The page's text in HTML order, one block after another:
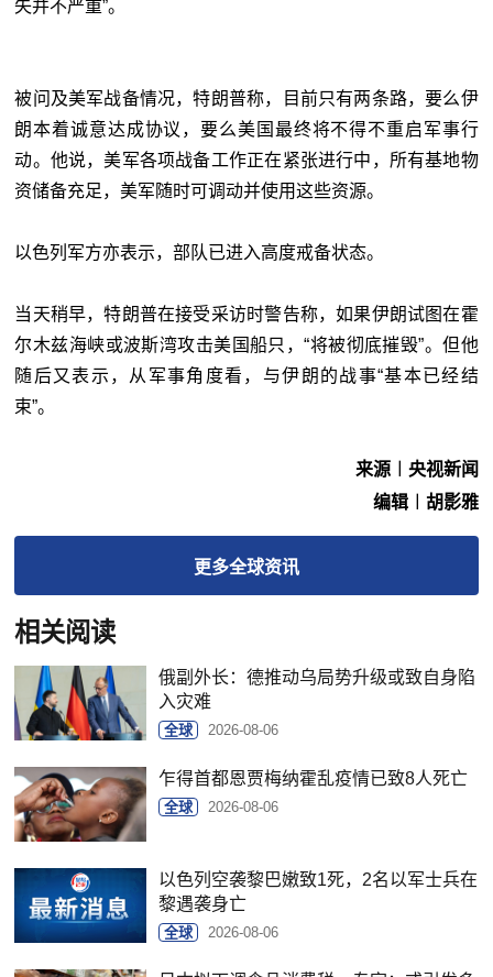
失并不严重”。
被问及美军战备情况，特朗普称，目前只有两条路，要么伊
朗本着诚意达成协议，要么美国最终将不得不重启军事行
动。他说，美军各项战备工作正在紧张进行中，所有基地物
资储备充足，美军随时可调动并使用这些资源。
以色列军方亦表示，部队已进入高度戒备状态。
当天稍早，特朗普在接受采访时警告称，如果伊朗试图在霍
尔木兹海峡或波斯湾攻击美国船只，“将被彻底摧毁”。但他
随后又表示，从军事角度看，与伊朗的战事“基本已经结
束”。
来源︱央视新闻
编辑︱胡影雅
更多全球资讯
相关阅读
俄副外长：德推动乌局势升级或致自身陷
入灾难
全球 2026-08-06
乍得首都恩贾梅纳霍乱疫情已致8人死亡
全球 2026-08-06
以色列空袭黎巴嫩致1死，2名以军士兵在
黎遇袭身亡
全球 2026-08-06